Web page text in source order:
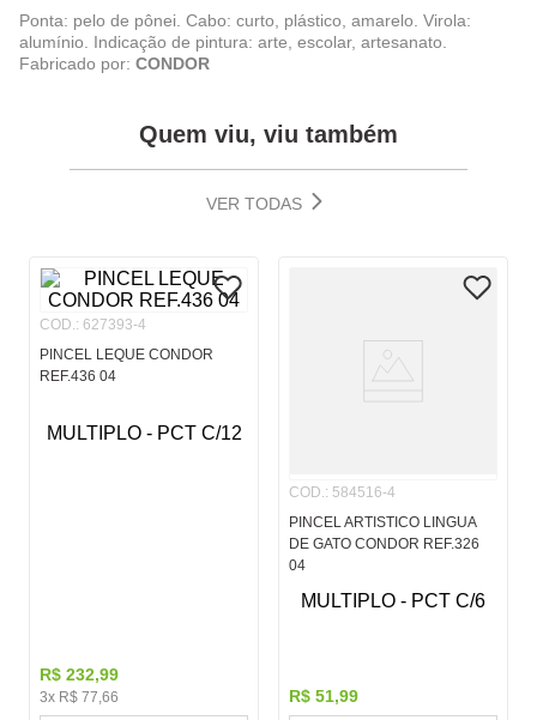
Ponta: pelo de pônei. Cabo: curto, plástico, amarelo. Virola:
alumínio. Indicação de pintura: arte, escolar, artesanato.
Fabricado por: CONDOR
Quem viu, viu também
VER TODAS
COD.: 627393-4
PINCEL LEQUE CONDOR
REF.436 04
MULTIPLO - PCT C/12
R$ 232,99
3x R$ 77,66
COD.: 584516-4
PINCEL ARTISTICO LINGUA
DE GATO CONDOR REF.326
04
MULTIPLO - PCT C/6
R$ 51,99